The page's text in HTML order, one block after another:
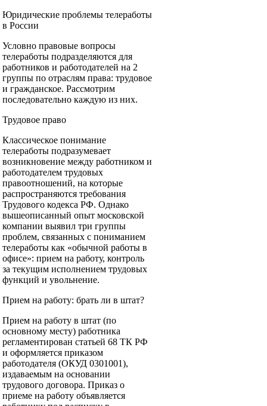
Юридические проблемы телеработы
в России
Условно правовые вопросы
телеработы подразделяются для
работников и работодателей на 2
группы по отраслям права: трудовое
и гражданское. Рассмотрим
последовательно каждую из них.
Трудовое право
Классическое понимание
телеработы подразумевает
возникновение между работником и
работодателем трудовых
правоотношений, на которые
распространяются требования
Трудового кодекса РФ. Однако
вышеописанный опыт московской
компании выявил три группы
проблем, связанных с пониманием
телеработы как «обычной работы в
офисе»: прием на работу, контроль
за текущим исполнением трудовых
функций и увольнение.
Прием на работу: брать ли в штат?
Прием на работу в штат (по
основному месту) работника
регламентирован статьей 68 ТК РФ
и оформляется приказом
работодателя (ОКУД 0301001),
издаваемым на основании
трудового договора. Приказ о
приеме на работу объявляется